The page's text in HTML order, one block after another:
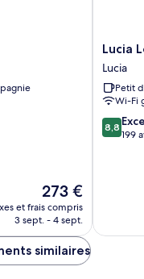
Le
nouveau
prix
de
273 €
et frais compris
3 sept. - 4 sept.
Lucia
Lodge
Lucia
Lucia
Lucia
Petit
Wi-Fi
8.8
sur
8,8
199
similaires